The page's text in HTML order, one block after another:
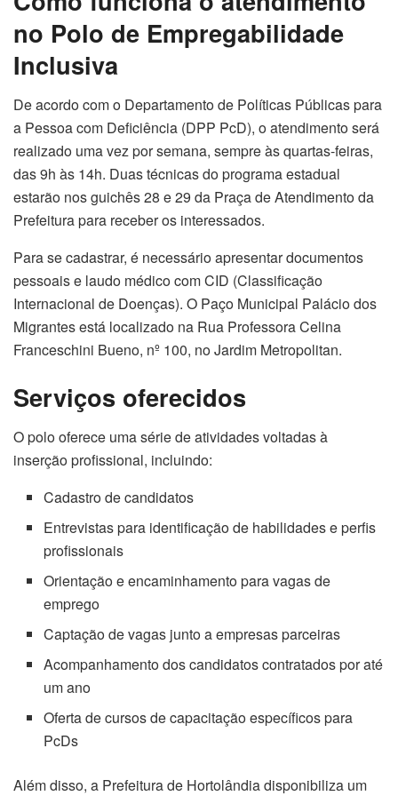
no Polo de Empregabilidade
Inclusiva
De acordo com o Departamento de Políticas Públicas para
a Pessoa com Deficiência (DPP PcD), o atendimento será
realizado uma vez por semana, sempre às quartas-feiras,
das 9h às 14h. Duas técnicas do programa estadual
estarão nos guichês 28 e 29 da Praça de Atendimento da
Prefeitura para receber os interessados.
Para se cadastrar, é necessário apresentar documentos
pessoais e laudo médico com CID (Classificação
Internacional de Doenças). O Paço Municipal Palácio dos
Migrantes está localizado na Rua Professora Celina
Franceschini Bueno, nº 100, no Jardim Metropolitan.
Serviços oferecidos
O polo oferece uma série de atividades voltadas à
inserção profissional, incluindo:
Cadastro de candidatos
Entrevistas para identificação de habilidades e perfis
profissionais
Orientação e encaminhamento para vagas de
emprego
Captação de vagas junto a empresas parceiras
Acompanhamento dos candidatos contratados por até
um ano
Oferta de cursos de capacitação específicos para
PcDs
Além disso, a Prefeitura de Hortolândia disponibiliza um